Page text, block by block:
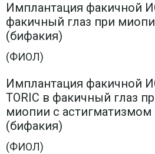
Имплантация факичной
факичный глаз при
(бифакия)
(ФИОЛ)
Имплантация факичной
TORIC в факичный глаз
миопии с астигматизмом
(бифакия)
(ФИОЛ)